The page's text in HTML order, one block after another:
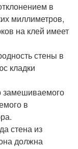
в
миллиметров,
на клей имеет
стены в
кладки
замешиваемого
в
стена из
должна